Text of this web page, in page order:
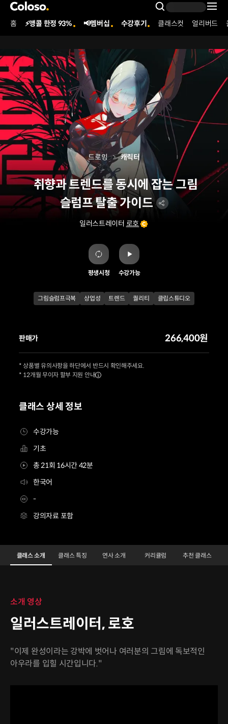
콜로소
Search
Coloso Menu
홈 ⚡앵콜 한정 93% 📢멤버십 수강후기 클래스컷 얼리버드
취향과 트렌드를 동시에 잡는 그림
슬럼프 탈출 가이드
일러스트레이터 로호
드로잉 캐릭터
평생시청 수강가능
그림슬럼프극복 상업성 트렌드 퀄리티 클립스튜디오
클래스 상세 정보
수강가능
기초
총 21회 16시간 42분
한국어
-
강의자료 포함
판매가 266,400원
* 상품별 유의사항을 하단에서 반드시 확인해주세요.
* 12개월 무이자 할부 지원 안내
일러스트레이터 로호4 Details
Configuration Information Shortcuts
클래스 소개 클래스 특징 연사 소개 커리큘럼 추천 클래스
소개 영상
일러스트레이터, 로호
"이제 완성이라는 강박에 벗어나 여러분의 그림에 독보적인
아우라를 입힐 시간입니다."